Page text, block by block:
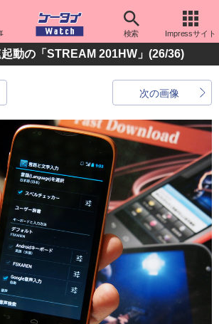
検索 Impressサイト
動の「STREAM 201HW」 (26/36)
次の画像